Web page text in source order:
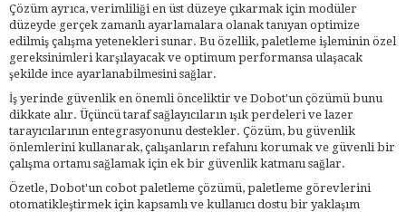
Çözüm ayrıca, verimliliği en üst düzeye çıkarmak için modüler
düzeyde gerçek zamanlı ayarlamalara olanak tanıyan optimize
edilmiş çalışma yetenekleri sunar. Bu özellik, paletleme işleminin özel
gereksinimleri karşılayacak ve optimum performansa ulaşacak
şekilde ince ayarlanabilmesini sağlar.
İş yerinde güvenlik en önemli önceliktir ve Dobot'un çözümü bunu
dikkate alır. Üçüncü taraf sağlayıcıların ışık perdeleri ve lazer
tarayıcılarının entegrasyonunu destekler. Çözüm, bu güvenlik
önlemlerini kullanarak, çalışanların refahını korumak ve güvenli bir
çalışma ortamı sağlamak için ek bir güvenlik katmanı sağlar.
Özetle, Dobot'un cobot paletleme çözümü, paletleme görevlerini
otomatikleştirmek için kapsamlı ve kullanıcı dostu bir yaklaşım